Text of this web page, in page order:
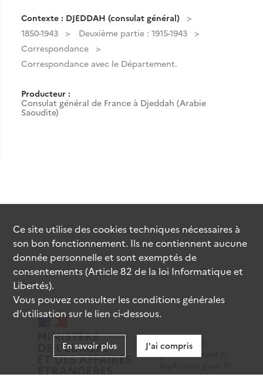
Contexte : DJEDDAH (consulat général)
1850-1943
Deuxième partie : 1915-1943
Correspondance
Correspondance avec le Département.
Producteur :
Consulat général de France à Djeddah (Arabie
Saoudite)
data.gouv.fr
gouvernement.fr
service-public.fr
Ce site utilise descookiestechniques nécessaires à
son bon fonctionnement. Ils ne contiennent aucune
donnée personnelle et sont exemptés de
consentements (Article 82 de la loi Informatique et
Libertés).
Vous pouvez consulter les conditions générales
d’utilisation sur le lien ci-dessous.
En savoir plus J'ai compris